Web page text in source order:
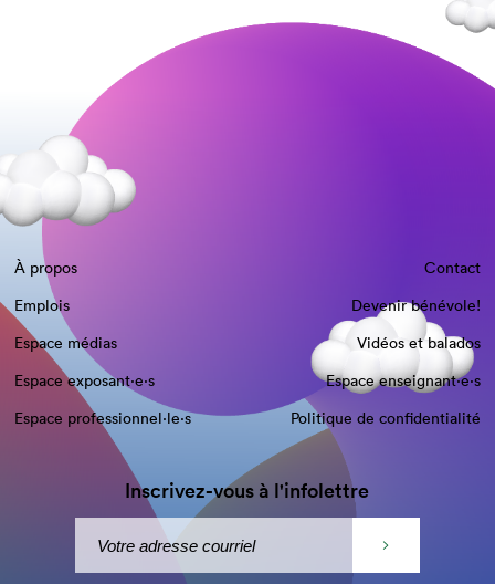
À propos
Contact
Emplois
Devenir bénévole!
Espace médias
Vidéos et balados
Espace exposant·e⋅s
Espace enseignant·e⋅s
Espace professionnel·le⋅s
Politique de confidentialité
Inscrivez-vous à l'infolettre